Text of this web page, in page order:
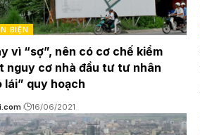
BIỆN
vì “sợ”, nên có cơ chế kiểm
nguy cơ nhà đầu tư tư nhân
lái” quy hoạch
16/06/2021